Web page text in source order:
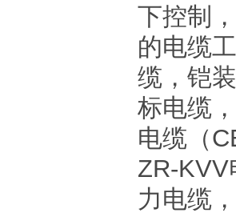
下控制
的电缆
缆，铠
标电缆
电缆（
ZR-
力电缆